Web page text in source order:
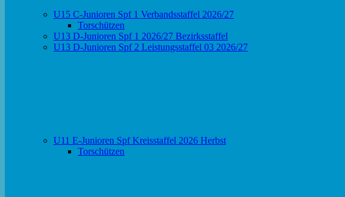
U15 C-Junioren Spf 1 Verbandsstaffel 2026/27
Torschützen
U13 D-Junioren Spf 1 2026/27 Bezirksstaffel
U13 D-Junioren Spf 2 Leistungsstaffel 03 2026/27
U11 E-Junioren Spf Kreisstaffel 2026 Herbst
Torschützen